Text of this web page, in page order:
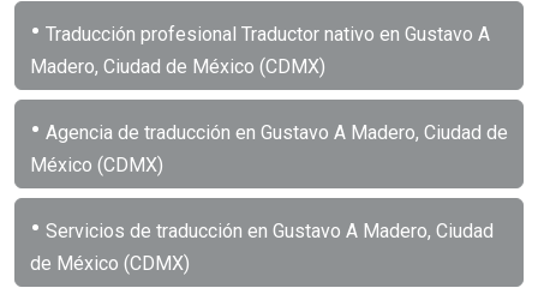
• Traducción profesional Traductor nativo en Gustavo A
Madero, Ciudad de México (CDMX)
• Agencia de traducción en Gustavo A Madero, Ciudad de
México (CDMX)
• Servicios de traducción en Gustavo A Madero, Ciudad
de México (CDMX)